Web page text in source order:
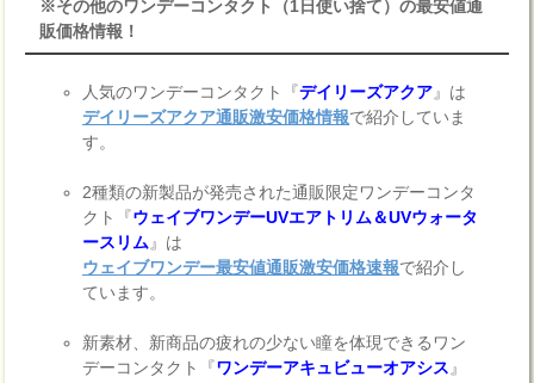
※その他のワンデーコンタクト（1日使い捨て）の最安値通
販価格情報！
人気のワンデーコンタクト『デイリーズアクア』は
デイリーズアクア通販激安価格情報で紹介していま
す。
2種類の新製品が発売された通販限定ワンデーコンタ
クト『ウェイブワンデーUVエアトリム＆UVウォータ
ースリム 』は
ウェイブワンデー最安値通販激安価格速報で紹介し
ています。
新素材、新商品の疲れの少ない瞳を体現できるワン
デーコンタクト『ワンデーアキュビューオアシス 』